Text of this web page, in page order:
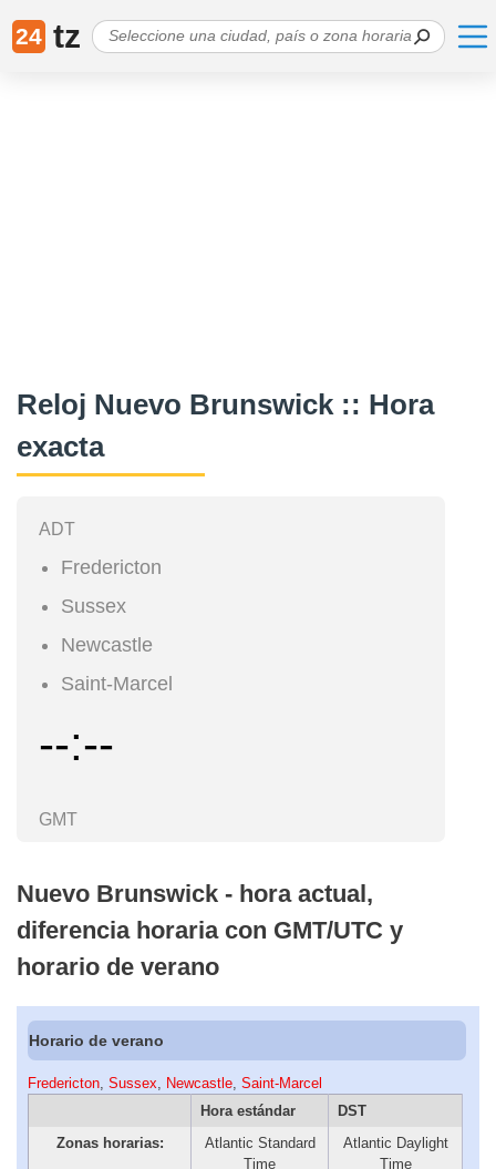
24 tz
Reloj Nuevo Brunswick :: Hora
exacta
ADT
Fredericton
Sussex
Newcastle
Saint-Marcel
--:--
GMT
Nuevo Brunswick - hora actual,
diferencia horaria con GMT/UTC y
horario de verano
Horario de verano
Fredericton Sussex Newcastle Saint-Marcel
Hora estándar
DST
Zonas horarias:
Atlantic Standard
Time
Atlantic Daylight
Time